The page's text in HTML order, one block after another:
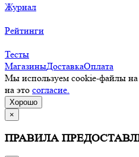
Журнал
Рейтинги
Тесты
МагазиныДоставкаОплата
Мы используем cookie-файлы
на это согласие.
Хорошо
×
ПРАВИЛА